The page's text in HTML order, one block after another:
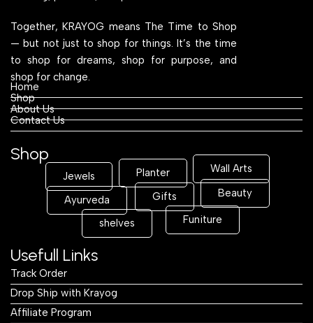
Together, KRAYOG means The Time to Shop
— but not just to shop for things. It’s the time
to shop for dreams, shop for purpose, and
shop for change.
Home
Shop
About Us
Contact Us
Shop
Jewels Planter Wall Arts
Ayurveda Gifts Beauty
shelves Funiture
Usefull Links
Track Order
Drop Ship with Krayog
Affiliate Program